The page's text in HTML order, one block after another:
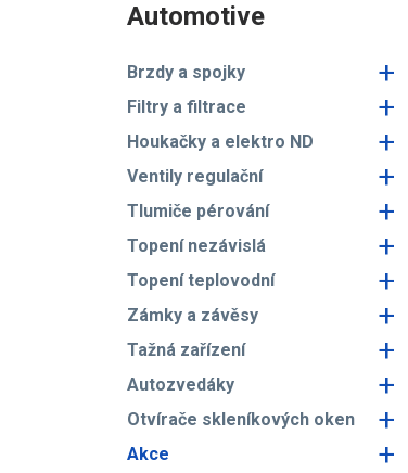
Automotive
Brzdy a spojky +
Filtry a filtrace +
Houkačky a elektro ND +
Ventily regulační +
Tlumiče pérování +
Topení nezávislá +
Topení teplovodní +
Zámky a závěsy +
Tažná zařízení +
Autozvedáky +
Otvírače skleníkových oken +
Akce +